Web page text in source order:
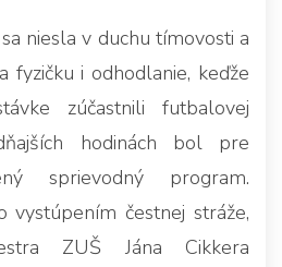
niesla v duchu tímovosti a
fyzičku i odhodlanie, keďže
zúčastnili futbalovej
hodinách bol pre
sprievodný program.
vystúpením čestnej stráže,
ZUŠ Jána Cikkera